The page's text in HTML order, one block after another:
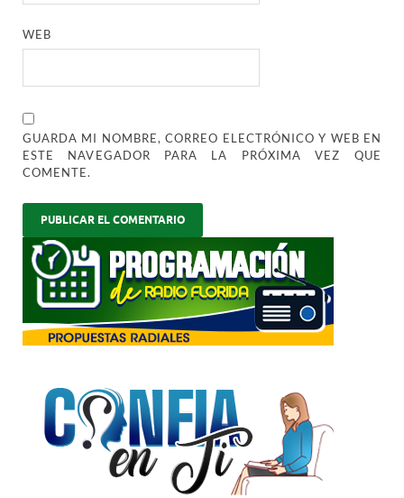
WEB
GUARDA MI NOMBRE, CORREO ELECTRÓNICO Y WEB EN
ESTE NAVEGADOR PARA LA PRÓXIMA VEZ QUE
COMENTE.